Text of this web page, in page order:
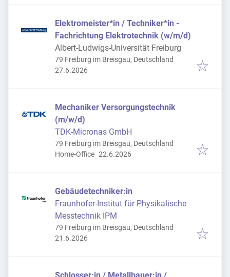
Elektromeister*in / Techniker*in -
Fachrichtung Elektrotechnik (w/m/d)
Albert-Ludwigs-Universität Freiburg
79 Freiburg im Breisgau, Deutschland
Veröffentlicht
27.6.2026
Mechaniker Versorgungstechnik
(m/w/d)
TDK-Micronas GmbH
79 Freiburg im Breisgau, Deutschland
Home-Office Veröffentlicht
22.6.2026
Gebäudetechniker:in
Fraunhofer-Institut für Physikalische
Messtechnik IPM
79 Freiburg im Breisgau, Deutschland
Veröffentlicht
21.6.2026